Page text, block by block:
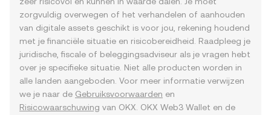
zorgvuldig overwegen of het verhandelen of aanhouden
van digitale assets geschikt is voor jou, rekening houdend
met je financiële situatie en risicobereidheid. Raadpleeg je
juridische, fiscale of beleggingsadviseur als je vragen hebt
over je specifieke situatie. Niet alle producten worden in
alle landen aangeboden. Voor meer informatie verwijzen
we je naar de Gebruiksvoorwaarden en
Risicowaarschuwing van OKX. OKX Web3 Wallet en de